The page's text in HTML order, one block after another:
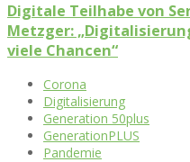
Digitale Teilhabe von
Metzger:
viele Chancen“
Corona
Digitalisierung
Generation 50plus
GenerationPLUS
Pandemie